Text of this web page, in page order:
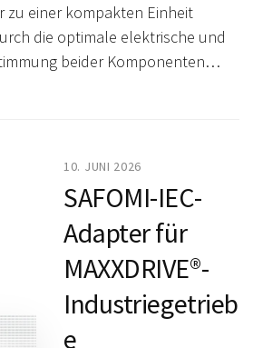
zu einer kompakten Einheit
die optimale elektrische und
beider Komponenten…
10. JUNI 2026
SAFOMI-IEC-
Adapter für
MAXXDRIVE®-
Industriegetrieb
e